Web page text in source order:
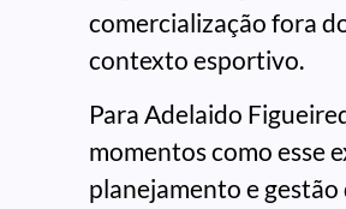
comercialização fora
contexto esportivo.
Para Adelaido
momentos como esse
planejamento e gestão